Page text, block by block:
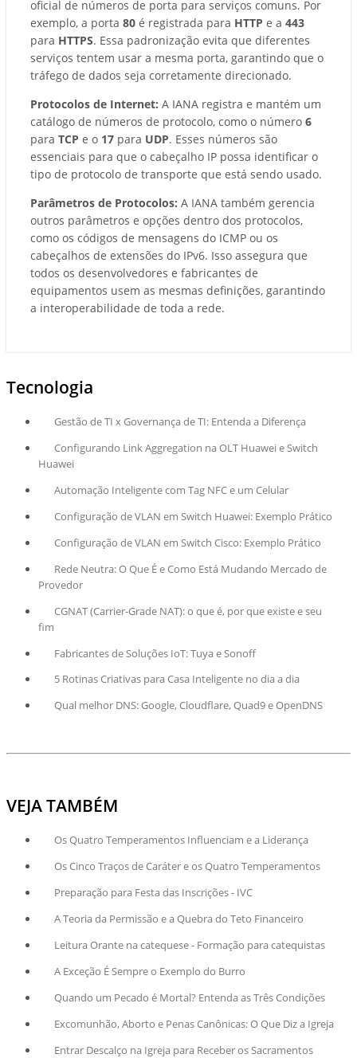
oficial de números de porta para serviços comuns. Por
exemplo, a porta 80 é registrada para HTTP e a 443
para HTTPS. Essa padronização evita que diferentes
serviços tentem usar a mesma porta, garantindo que o
tráfego de dados seja corretamente direcionado.
Protocolos de Internet: A IANA registra e mantém um
catálogo de números de protocolo, como o número 6
para TCP e o 17 para UDP. Esses números são
essenciais para que o cabeçalho IP possa identificar o
tipo de protocolo de transporte que está sendo usado.
Parâmetros de Protocolos: A IANA também gerencia
outros parâmetros e opções dentro dos protocolos,
como os códigos de mensagens do ICMP ou os
cabeçalhos de extensões do IPv6. Isso assegura que
todos os desenvolvedores e fabricantes de
equipamentos usem as mesmas definições, garantindo
a interoperabilidade de toda a rede.
Tecnologia
Gestão de TI x Governança de TI: Entenda a Diferença
Configurando Link Aggregation na OLT Huawei e Switch
Huawei
Automação Inteligente com Tag NFC e um Celular
Configuração de VLAN em Switch Huawei: Exemplo Prático
Configuração de VLAN em Switch Cisco: Exemplo Prático
Rede Neutra: O Que É e Como Está Mudando Mercado de
Provedor
CGNAT (Carrier-Grade NAT): o que é, por que existe e seu
fim
Fabricantes de Soluções IoT: Tuya e Sonoff
5 Rotinas Criativas para Casa Inteligente no dia a dia
Qual melhor DNS: Google, Cloudflare, Quad9 e OpenDNS
VEJA TAMBÉM
Os Quatro Temperamentos Influenciam e a Liderança
Os Cinco Traços de Caráter e os Quatro Temperamentos
Preparação para Festa das Inscrições - IVC
A Teoria da Permissão e a Quebra do Teto Financeiro
Leitura Orante na catequese - Formação para catequistas
A Exceção É Sempre o Exemplo do Burro
Quando um Pecado é Mortal? Entenda as Três Condições
Excomunhão, Aborto e Penas Canônicas: O Que Diz a Igreja
Entrar Descalço na Igreja para Receber os Sacramentos